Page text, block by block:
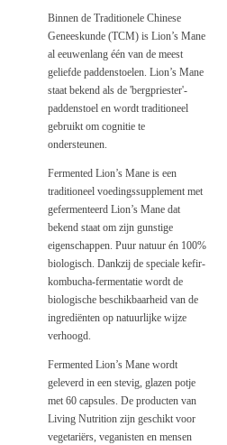
Binnen de Traditionele Chinese
Geneeskunde (TCM) is Lion’s Mane
al eeuwenlang één van de meest
geliefde paddenstoelen. Lion’s Mane
staat bekend als de 'bergpriester'-
paddenstoel en wordt traditioneel
gebruikt om cognitie te
ondersteunen.
Fermented Lion’s Mane is een
traditioneel voedingssupplement met
gefermenteerd Lion’s Mane dat
bekend staat om zijn gunstige
eigenschappen. Puur natuur én 100%
biologisch. Dankzij de speciale kefir-
kombucha-fermentatie wordt de
biologische beschikbaarheid van de
ingrediënten op natuurlijke wijze
verhoogd.
Fermented Lion’s Mane wordt
geleverd in een stevig, glazen potje
met 60 capsules. De producten van
Living Nutrition zijn geschikt voor
vegetariërs, veganisten en mensen